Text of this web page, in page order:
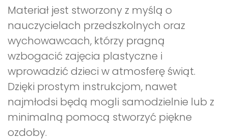
Materiał jest stworzony z myślą o
nauczycielach przedszkolnych oraz
wychowawcach, którzy pragną
wzbogacić zajęcia plastyczne i
wprowadzić dzieci w atmosferę świąt.
Dzięki prostym instrukcjom, nawet
najmłodsi będą mogli samodzielnie lub z
minimalną pomocą stworzyć piękne
ozdoby.